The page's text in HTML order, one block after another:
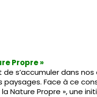
Propre »
s’accumuler dans
Face à ce
la Nature Propre »,